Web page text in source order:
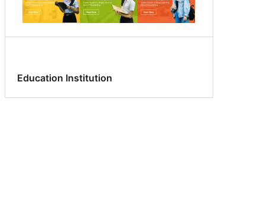
Education Institution